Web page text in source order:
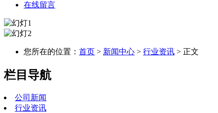
在线留言
您所在的位置： 首页 > 新闻中心 > 行业资讯 > 正文
栏目导航
公司新闻
行业资讯